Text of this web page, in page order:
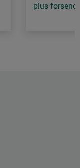
plus